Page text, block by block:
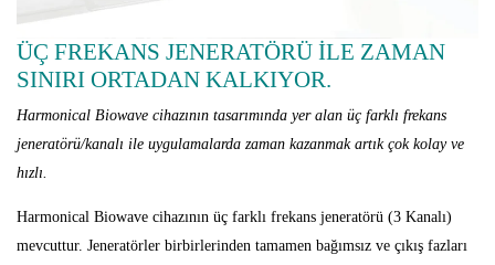
ÜÇ FREKANS JENERATÖRÜ İLE ZAMAN
SINIRI ORTADAN KALKIYOR.
Harmonical Biowave cihazının tasarımında yer alan üç farklı frekans
jeneratörü/kanalı ile uygulamalarda zaman kazanmak artık çok kolay ve
hızlı.
Harmonical Biowave cihazının üç farklı frekans jeneratörü (3 Kanalı)
mevcuttur. Jeneratörler birbirlerinden tamamen bağımsız ve çıkış fazları